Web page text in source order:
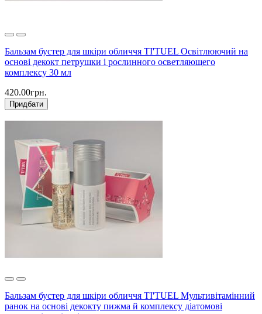
Бальзам бустер для шкіри обличчя TI'TUEL Освітлюючий на
основі декокт петрушки і рослинного осветляющего
комплексу 30 мл
420.00грн.
Придбати
Бальзам бустер для шкіри обличчя TI'TUEL Мультивітамінний
ранок на основі декокту пижма й комплексу діатомові